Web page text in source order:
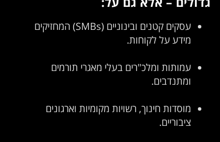
עסקים קטנים ובינוניים (SMBs) המחזיקים
מידע על לקוחות.
עמותות ומלכ"רים בעלי מאגרי תורמים
ומתנדבים.
מוסדות חינוך, רשויות מקומיות וארגונים
ציבוריים.